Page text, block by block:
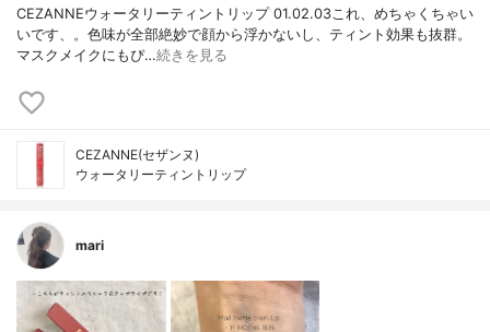
CEZANNEウォータリーティントリップ 01.02.03これ、めちゃくちゃい
いです、。色味が全部絶妙で顔から浮かないし、ティント効果も抜群。
マスクメイクにもぴ…続きを見る
CEZANNE(セザンヌ)
ウォータリーティントリップ
mari